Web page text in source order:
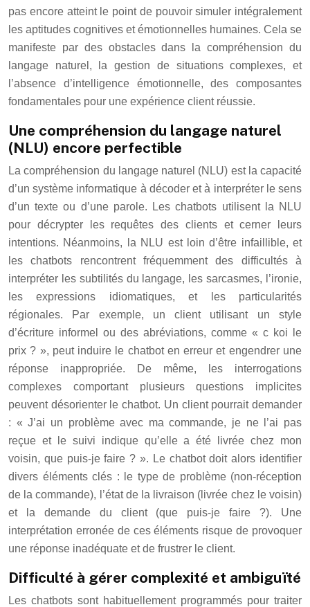
pas encore atteint le point de pouvoir simuler intégralement
les aptitudes cognitives et émotionnelles humaines. Cela se
manifeste par des obstacles dans la compréhension du
langage naturel, la gestion de situations complexes, et
l’absence d’intelligence émotionnelle, des composantes
fondamentales pour une expérience client réussie.
Une compréhension du langage naturel
(NLU) encore perfectible
La compréhension du langage naturel (NLU) est la capacité
d’un système informatique à décoder et à interpréter le sens
d’un texte ou d’une parole. Les chatbots utilisent la NLU
pour décrypter les requêtes des clients et cerner leurs
intentions. Néanmoins, la NLU est loin d’être infaillible, et
les chatbots rencontrent fréquemment des difficultés à
interpréter les subtilités du langage, les sarcasmes, l’ironie,
les expressions idiomatiques, et les particularités
régionales. Par exemple, un client utilisant un style
d’écriture informel ou des abréviations, comme « c koi le
prix ? », peut induire le chatbot en erreur et engendrer une
réponse inappropriée. De même, les interrogations
complexes comportant plusieurs questions implicites
peuvent désorienter le chatbot. Un client pourrait demander
: « J’ai un problème avec ma commande, je ne l’ai pas
reçue et le suivi indique qu’elle a été livrée chez mon
voisin, que puis-je faire ? ». Le chatbot doit alors identifier
divers éléments clés : le type de problème (non-réception
de la commande), l’état de la livraison (livrée chez le voisin)
et la demande du client (que puis-je faire ?). Une
interprétation erronée de ces éléments risque de provoquer
une réponse inadéquate et de frustrer le client.
Difficulté à gérer complexité et ambiguïté
Les chatbots sont habituellement programmés pour traiter